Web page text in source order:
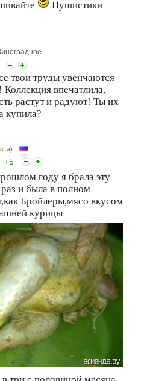
Пушистики
твои труды увенчаются
впечатлила,
растут и радуют! Ты их
купила?
+5
году я брала эту
и была в полном
Бройлеры,мясо вкусом
курицы